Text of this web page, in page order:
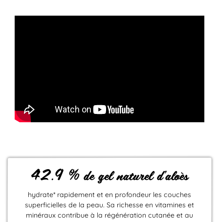
42.9 % de gel naturel d'aloès
hydrate* rapidement et en profondeur les couches
superficielles de la peau. Sa richesse en vitamines et
minéraux contribue à la régénération cutanée et au